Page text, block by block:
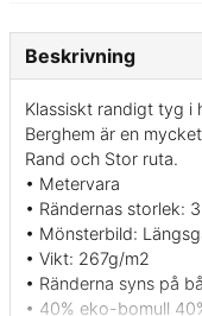
Beskrivning
Klassiskt randigt tyg i
Berghem är en
Rand och Stor ruta.
• Metervara
• Rändernas storlek:
• Mönsterbild:
• Vikt: 267g/m2
• Ränderna syns på
• 40% eko-bomull